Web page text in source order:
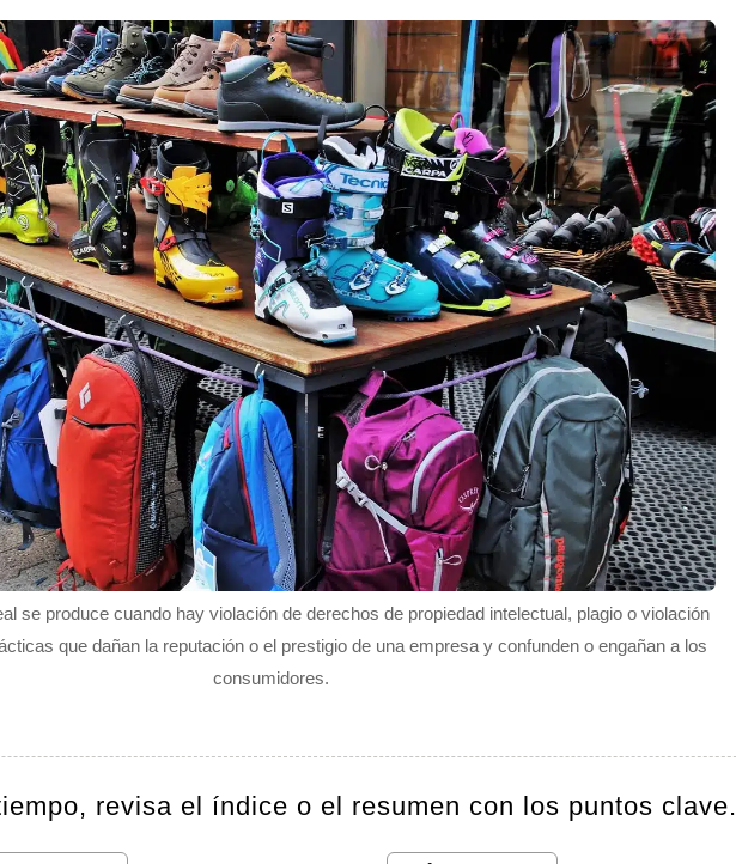
se produce cuando hay violación de derechos de propiedad intelectual, plagio o violación
que dañan la reputación o el prestigio de una empresa y confunden o engañan a los
consumidores.
revisa el índice o el resumen con los puntos clave.